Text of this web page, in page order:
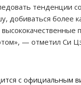
тенденции
добиваться более
— отметил Си
с официальным